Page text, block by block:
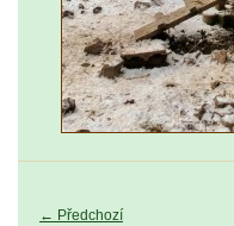
← Předchozí